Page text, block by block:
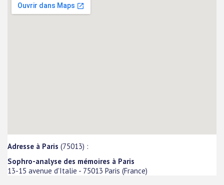
Adresse à Paris (75013) :
Sophro-analyse des mémoires à Paris
13-15 avenue d'Italie - 75013 Paris (France)